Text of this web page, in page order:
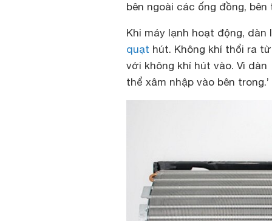
bên ngoài các ống đồng,
Khi máy lạnh hoạt động,
quạt hút. Không khí thổi ra
với không khí hút vào. Vì
thể xâm nhập vào bên trong.’